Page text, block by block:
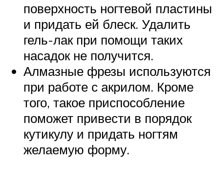
поверхность ногтевой пластины
и придать ей блеск. Удалить
гель-лак при помощи таких
насадок не получится.
Алмазные фрезы используются
при работе с акрилом. Кроме
того, такое приспособление
поможет привести в порядок
кутикулу и придать ногтям
желаемую форму.